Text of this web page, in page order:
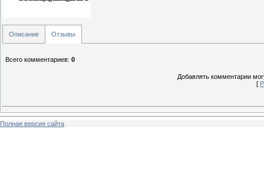
Описание Отзывы
Всего комментариев: 0
Добавлять комментарии
[
Полная версия сайта